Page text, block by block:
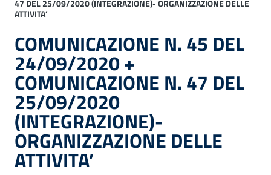
47 DEL 25/09/2020 (INTEGRAZIONE)- ORGANIZZAZIONE DELLE
ATTIVITA’
COMUNICAZIONE N. 45 DEL
24/09/2020 +
COMUNICAZIONE N. 47 DEL
25/09/2020
(INTEGRAZIONE)-
ORGANIZZAZIONE DELLE
ATTIVITA’